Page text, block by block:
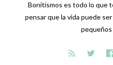
Bonitismos es todo lo que
pensar que la vida puede